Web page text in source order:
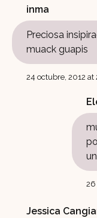
inma
Preciosa
muack guapis
24 octubre, 2012 at
26
Jessica